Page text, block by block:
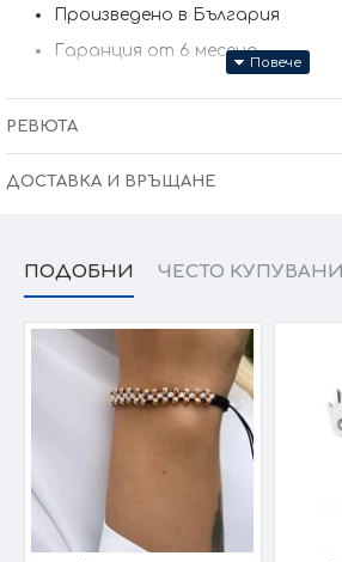
Произведено в България
Гаранция от 6 месеца
РЕВЮТА
ДОСТАВКА И ВРЪЩАНЕ
ПОДОБНИ ЧЕСТО КУПУВАНИ